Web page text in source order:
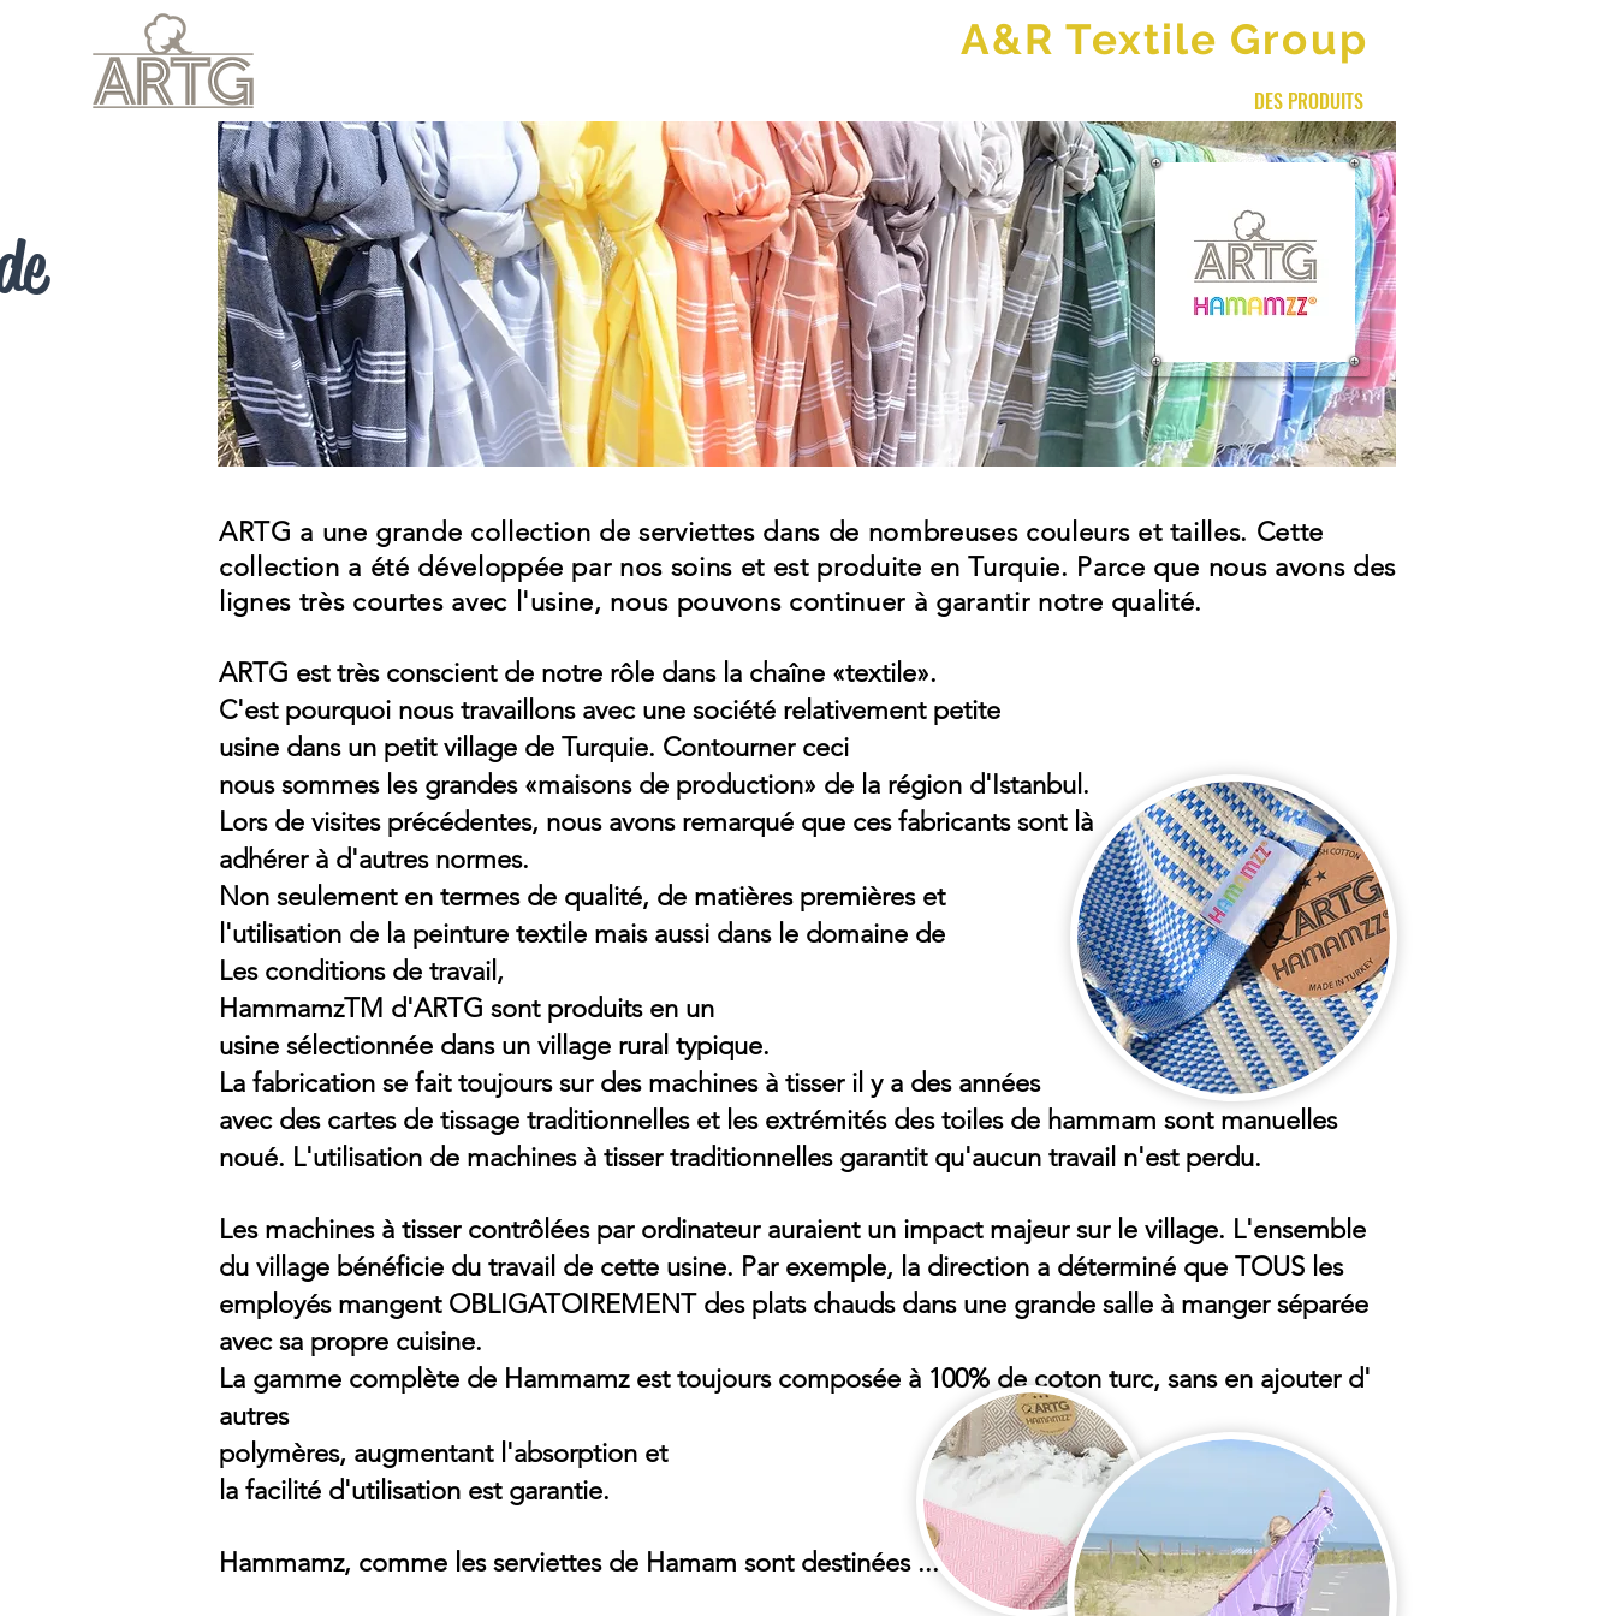
A&R Textile Group
DES PRODUITS
ARTG a une grande collection de serviettes dans de nombreuses couleurs et tailles. Cette
collection a été développée par nos soins et est produite en Turquie. Parce que nous avons des
lignes très courtes avec l'usine, nous pouvons continuer à garantir notre qualité.
ARTG est très conscient de notre rôle dans la chaîne «textile».
C'est pourquoi nous travaillons avec une société relativement petite
usine dans un petit village de Turquie. Contourner ceci
nous sommes les grandes «maisons de production» de la région d'Istanbul.
Lors de visites précédentes, nous avons remarqué que ces fabricants sont là
adhérer à d'autres normes.
Non seulement en termes de qualité, de matières premières et
l'utilisation de la peinture textile mais aussi dans le domaine de
Les conditions de travail,
HammamzTM d'ARTG sont produits en un
usine sélectionnée dans un village rural typique.
La fabrication se fait toujours sur des machines à tisser il y a des années
avec des cartes de tissage traditionnelles et les extrémités des toiles de hammam sont manuelles
noué. L'utilisation de machines à tisser traditionnelles garantit qu'aucun travail n'est perdu.
Les machines à tisser contrôlées par ordinateur auraient un impact majeur sur le village. L'ensemble
du village bénéficie du travail de cette usine. Par exemple, la direction a déterminé que TOUS les
employés mangent OBLIGATOIREMENT des plats chauds dans une grande salle à manger séparée
avec sa propre cuisine.
La gamme complète de Hammamz est toujours composée à 100% de coton turc, sans en ajouter d'
autres
polymères, augmentant l'absorption et
la facilité d'utilisation est garantie.
Hammamz, comme les serviettes de Hamam sont destinées ...